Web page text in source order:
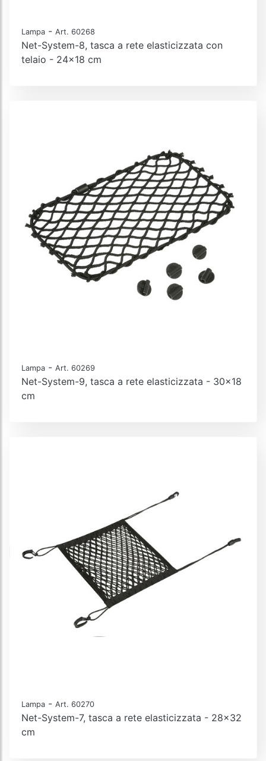
Lampa - Art. 60268
Net-System-8, tasca a rete elasticizzata con
telaio - 24x18 cm
Lampa - Art. 60269
Net-System-9, tasca a rete elasticizzata - 30x18
cm
Lampa - Art. 60270
Net-System-7, tasca a rete elasticizzata - 28x32
cm